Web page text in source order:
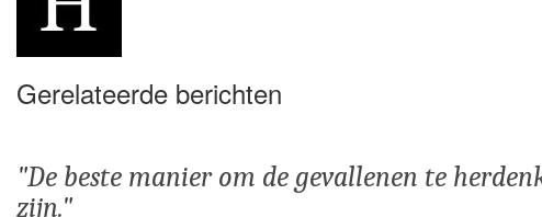
Gerelateerde berichten
De beste manier om de gevallenen te
zijn.